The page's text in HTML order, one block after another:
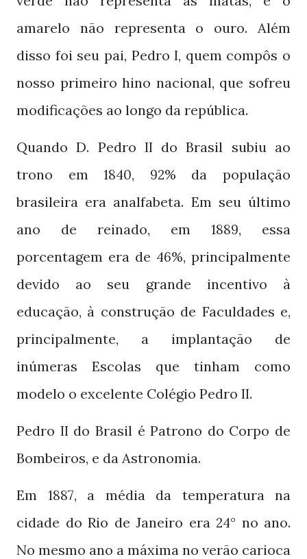
amarelo não representa o ouro. Além
disso foi seu pai, PedroI, quem compôs o
nosso primeiro hino nacional, que sofreu
modificações ao longo da república.
Quando D. Pedro IIdo Brasil subiu ao
trono em1840, 92% da população
brasileira era analfabeta. Em seu último
ano de reinado, em 1889, essa
porcentagem era de 46%, principalmente
devido ao seu grande incentivo à
educação, à construção de Faculdades e,
principalmente, a implantação de
inúmeras Escolas que tinham como
modelo o excelente Colégio Pedro II.
Pedro IIdo Brasil é Patrono do Corpo de
Bombeiros, e da Astronomia.
Em 1887, a média da temperatura na
cidade do Rio de Janeiro era 24° no ano.
No mesmo ano a máxima no verão carioca